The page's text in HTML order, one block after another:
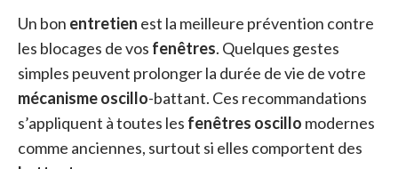
Un bon entretien est la meilleure prévention contre
les blocages de vos fenêtres. Quelques gestes
simples peuvent prolonger la durée de vie de votre
mécanisme oscillo-battant. Ces recommandations
s’appliquent à toutes les fenêtres oscillo modernes
comme anciennes, surtout si elles comportent des